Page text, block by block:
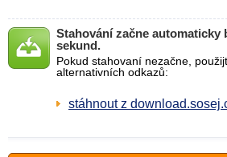
Stahování začne automaticky
sekund.
Pokud stahovaní nezačne,
alternativních odkazů:
stáhnout z